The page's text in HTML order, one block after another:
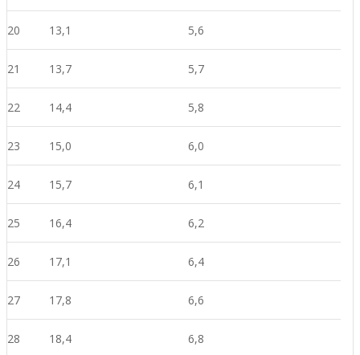
20 13,1 5,6
21 13,7 5,7
22 14,4 5,8
23 15,0 6,0
24 15,7 6,1
25 16,4 6,2
26 17,1 6,4
27 17,8 6,6
28 18,4 6,8